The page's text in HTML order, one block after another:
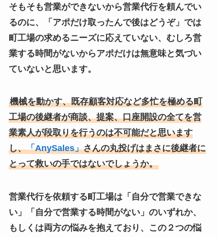
そもそも営業ができないから営業代行を頼んでい
るのに、「アポだけ取ったんで後はどうぞ」では
町工場の求めるニーズに応えていない、むしろ営
業する時間がないからアポだけは無意味と気づい
ていないと思います。
機械を動かす、既存顧客対応など多忙を極める町
工場の後継者が商談、提案、口座開設の全てを営
業素人が段取りを行うのは不可能だと思います
し、「AnySales」さんの丸投げはまさに後継者に
とって救いの手ではないでしょうか。
営業代行を依頼する町工場は「自分で営業できな
い」「自分で営業する時間がない」のいずれか、
もしくは両方の悩みを抱えており、この２つの悩